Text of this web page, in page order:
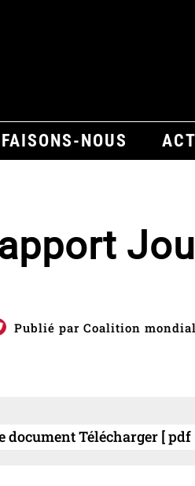
NOUS
Publié par Coalition
document Télécharger [ pdf